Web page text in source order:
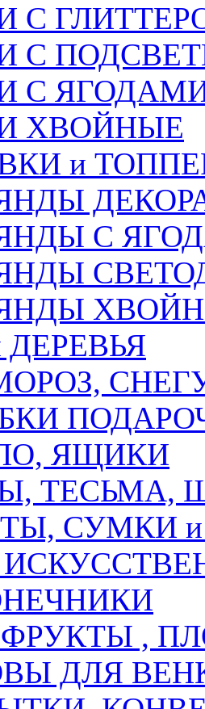
С
С
С
ХВОЙНЫЕ
и
С
ДЕРЕВЬЯ
ЯЩИКИ
ТЕСЬМА,
СУМКИ
,
ДЛЯ